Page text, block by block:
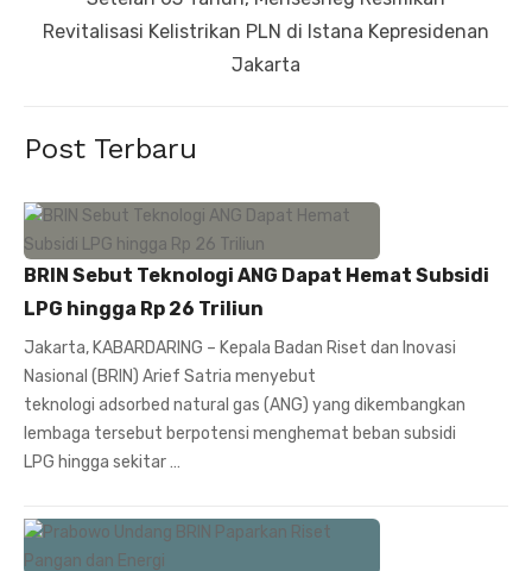
post:
Revitalisasi Kelistrikan PLN di Istana Kepresidenan
Jakarta
Post Terbaru
BRIN Sebut Teknologi ANG Dapat Hemat Subsidi
LPG hingga Rp 26 Triliun
Jakarta, KABARDARING – Kepala Badan Riset dan Inovasi
Nasional (BRIN) Arief Satria menyebut
teknologi adsorbed natural gas (ANG) yang dikembangkan
lembaga tersebut berpotensi menghemat beban subsidi
LPG hingga sekitar …